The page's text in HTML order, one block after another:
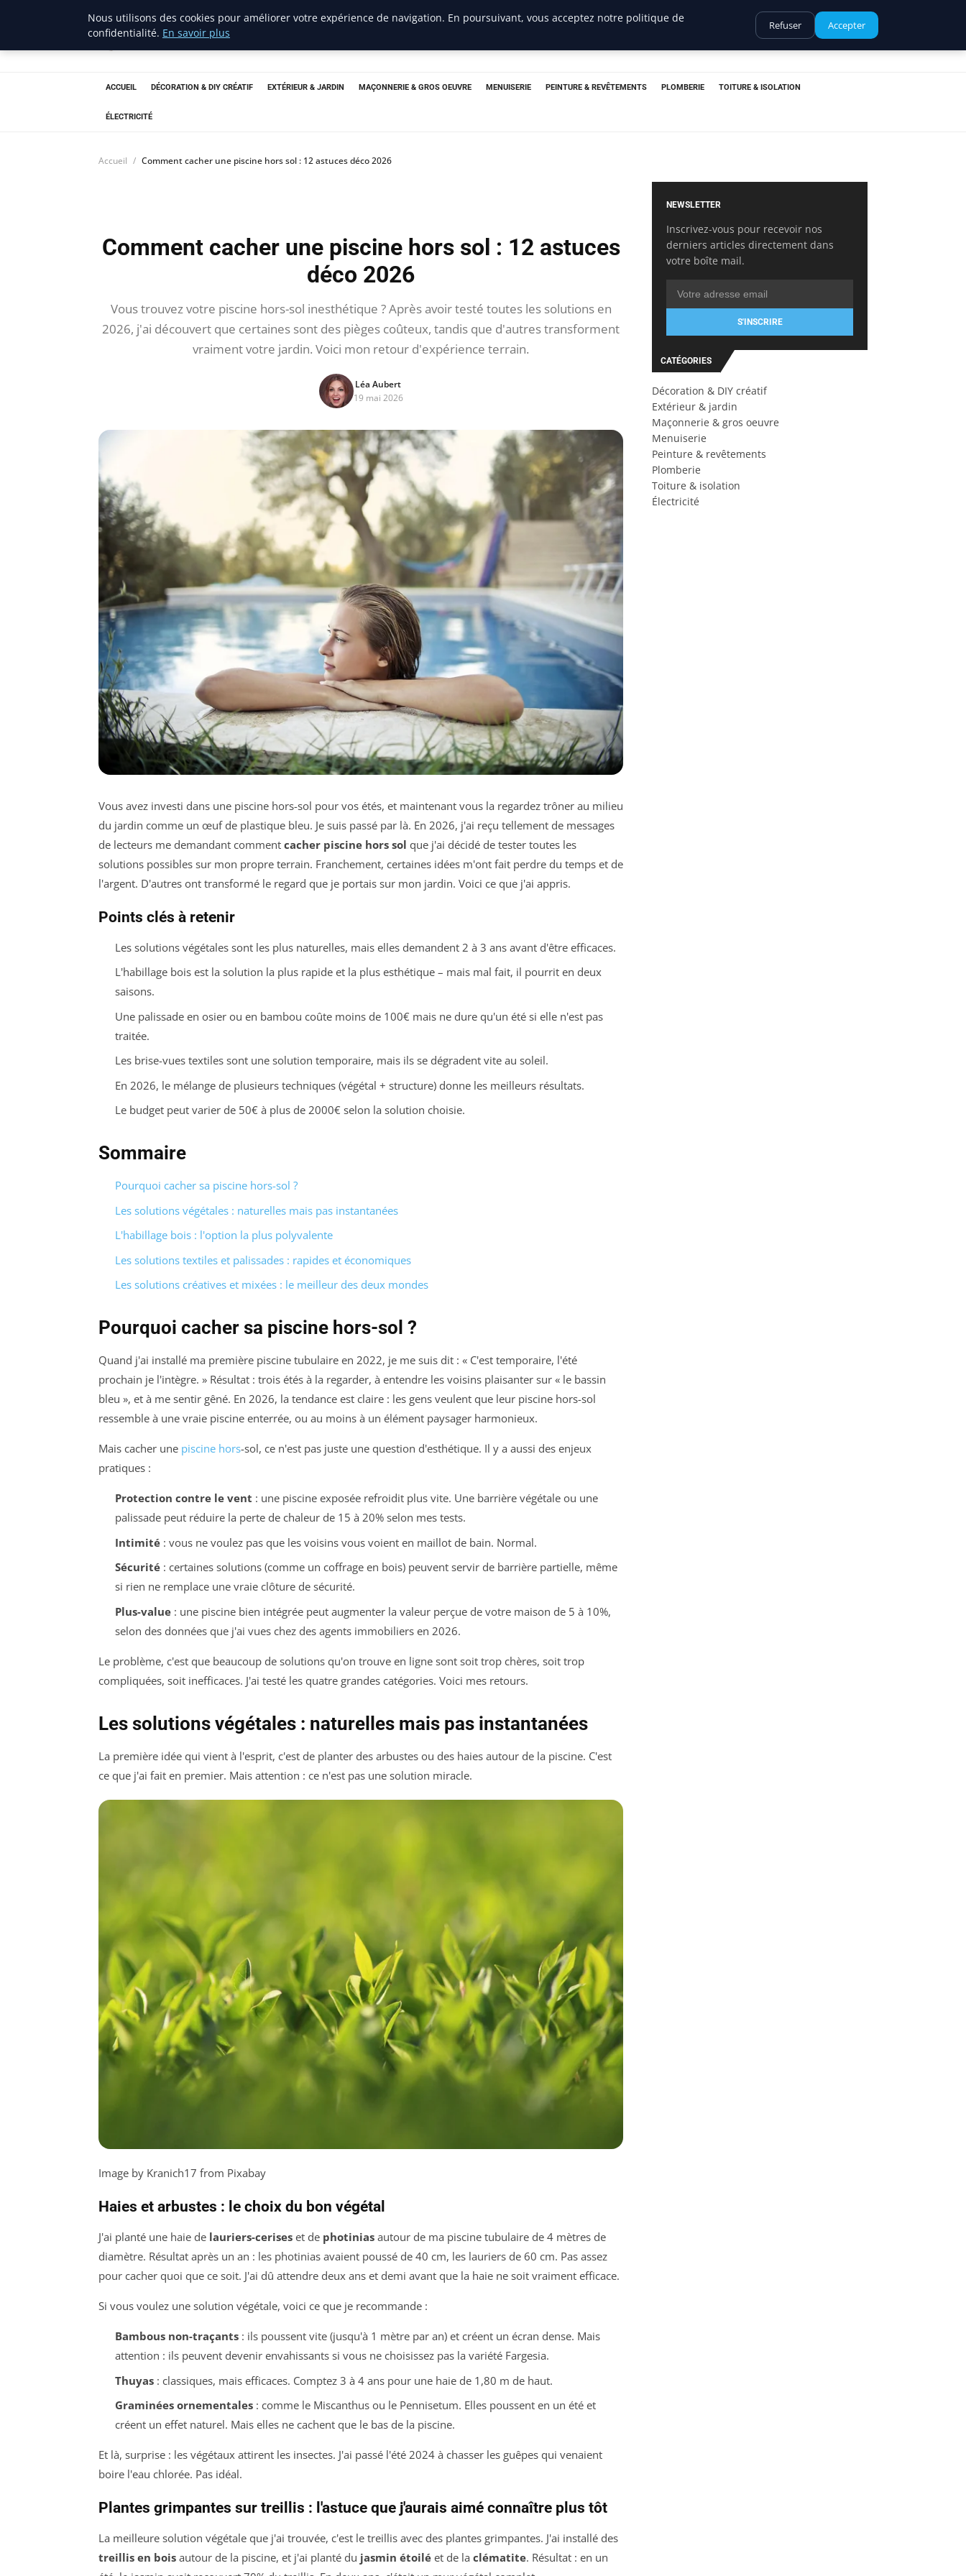
ravenproject
ACCUEIL DÉCORATION & DIY CRÉATIF EXTÉRIEUR & JARDIN MAÇONNERIE & GROS OEUVRE MENUISERIE PEINTURE & REVÊTEMENTS PLOMBERIE TOITURE & ISOLATION
ÉLECTRICITÉ
Accueil Comment cacher une piscine hors sol : 12 astuces déco 2026
Comment cacher une piscine hors sol : 12 astuces
déco 2026
Vous trouvez votre piscine hors-sol inesthétique ? Après avoir testé toutes les solutions en
2026, j'ai découvert que certaines sont des pièges coûteux, tandis que d'autres transforment
vraiment votre jardin. Voici mon retour d'expérience terrain.
Léa Aubert
19 mai 2026
Vous avez investi dans une piscine hors-sol pour vos étés, et maintenant vous la regardez trôner au milieu
du jardin comme un œuf de plastique bleu. Je suis passé par là. En 2026, j'ai reçu tellement de messages
de lecteurs me demandant comment cacher piscine hors sol que j'ai décidé de tester toutes les
solutions possibles sur mon propre terrain. Franchement, certaines idées m'ont fait perdre du temps et de
l'argent. D'autres ont transformé le regard que je portais sur mon jardin. Voici ce que j'ai appris.
Points clés à retenir
Les solutions végétales sont les plus naturelles, mais elles demandent 2 à 3 ans avant d'être efficaces.
L'habillage bois est la solution la plus rapide et la plus esthétique – mais mal fait, il pourrit en deux
saisons.
Une palissade en osier ou en bambou coûte moins de 100€ mais ne dure qu'un été si elle n'est pas
traitée.
Les brise-vues textiles sont une solution temporaire, mais ils se dégradent vite au soleil.
En 2026, le mélange de plusieurs techniques (végétal + structure) donne les meilleurs résultats.
Le budget peut varier de 50€ à plus de 2000€ selon la solution choisie.
Sommaire
Pourquoi cacher sa piscine hors-sol ?
Les solutions végétales : naturelles mais pas instantanées
L'habillage bois : l'option la plus polyvalente
Les solutions textiles et palissades : rapides et économiques
Les solutions créatives et mixées : le meilleur des deux mondes
Pourquoi cacher sa piscine hors-sol ?
Quand j'ai installé ma première piscine tubulaire en 2022, je me suis dit : « C'est temporaire, l'été
prochain je l'intègre. » Résultat : trois étés à la regarder, à entendre les voisins plaisanter sur « le bassin
bleu », et à me sentir gêné. En 2026, la tendance est claire : les gens veulent que leur piscine hors-sol
ressemble à une vraie piscine enterrée, ou au moins à un élément paysager harmonieux.
Mais cacher une piscine hors-sol, ce n'est pas juste une question d'esthétique. Il y a aussi des enjeux
pratiques :
Protection contre le vent : une piscine exposée refroidit plus vite. Une barrière végétale ou une
palissade peut réduire la perte de chaleur de 15 à 20% selon mes tests.
Intimité: vous ne voulez pas que les voisins vous voient en maillot de bain. Normal.
Sécurité: certaines solutions (comme un coffrage en bois) peuvent servir de barrière partielle, même
si rien ne remplace une vraie clôture de sécurité.
Plus-value: une piscine bien intégrée peut augmenter la valeur perçue de votre maison de 5 à 10%,
selon des données que j'ai vues chez des agents immobiliers en 2026.
Le problème, c'est que beaucoup de solutions qu'on trouve en ligne sont soit trop chères, soit trop
compliquées, soit inefficaces. J'ai testé les quatre grandes catégories. Voici mes retours.
Les solutions végétales : naturelles mais pas instantanées
La première idée qui vient à l'esprit, c'est de planter des arbustes ou des haies autour de la piscine. C'est
ce que j'ai fait en premier. Mais attention : ce n'est pas une solution miracle.
Image by Kranich17 from Pixabay
Haies et arbustes : le choix du bon végétal
J'ai planté une haie de lauriers-cerises et de photinias autour de ma piscine tubulaire de 4 mètres de
diamètre. Résultat après un an : les photinias avaient poussé de 40 cm, les lauriers de 60 cm. Pas assez
pour cacher quoi que ce soit. J'ai dû attendre deux ans et demi avant que la haie ne soit vraiment efficace.
Si vous voulez une solution végétale, voici ce que je recommande :
Bambous non-traçants: ils poussent vite (jusqu'à 1 mètre par an) et créent un écran dense. Mais
attention : ils peuvent devenir envahissants si vous ne choisissez pas la variété Fargesia.
Thuyas: classiques, mais efficaces. Comptez 3 à 4 ans pour une haie de 1,80 m de haut.
Graminées ornementales: comme le Miscanthus ou le Pennisetum. Elles poussent en un été et
créent un effet naturel. Mais elles ne cachent que le bas de la piscine.
Et là, surprise : les végétaux attirent les insectes. J'ai passé l'été 2024 à chasser les guêpes qui venaient
boire l'eau chlorée. Pas idéal.
Plantes grimpantes sur treillis : l'astuce que j'aurais aimé connaître plus tôt
La meilleure solution végétale que j'ai trouvée, c'est le treillis avec des plantes grimpantes. J'ai installé des
treillis en bois autour de la piscine, et j'ai planté du jasmin étoilé et de la clématite. Résultat : en un
NEWSLETTER
Inscrivez-vous pour recevoir nos
derniers articles directement dans
votre boîte mail.
S'INSCRIRE
CATÉGORIES
Décoration & DIY créatif
Extérieur & jardin
Maçonnerie & gros oeuvre
Menuiserie
Peinture & revêtements
Plomberie
Toiture & isolation
Électricité
Nous utilisons des cookies pour améliorer votre expérience de navigation. En poursuivant, vous acceptez notre politique de
confidentialité. En savoir plus
Refuser Accepter